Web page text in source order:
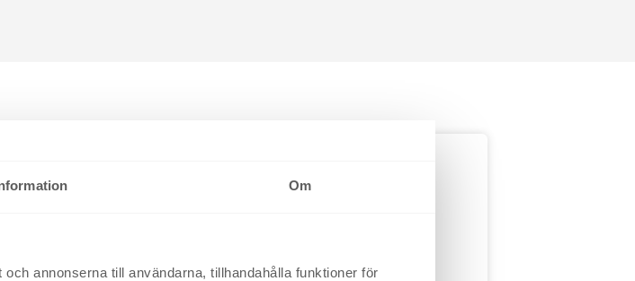
Om
annonserna till användarna, tillhandahålla funktioner för